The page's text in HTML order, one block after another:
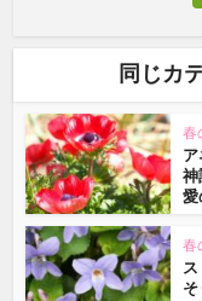
同じカ
春
神
愛
春